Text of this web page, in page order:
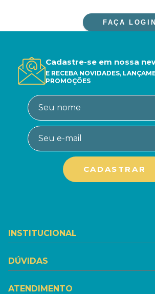
FAÇA
Cadastre-se em nossa
E RECEBA NOVIDADES,
PROMOÇÕES
INSTITUCIONAL
DÚVIDAS
ATENDIMENTO